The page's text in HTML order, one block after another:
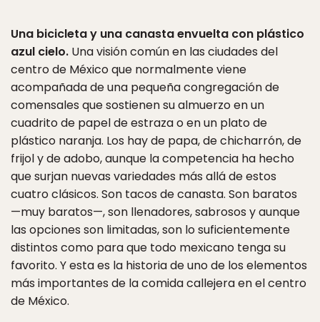
Una bicicleta y una canasta envuelta con plástico
azul cielo. Una visión común en las ciudades del
centro de México que normalmente viene
acompañada de una pequeña congregación de
comensales que sostienen su almuerzo en un
cuadrito de papel de estraza o en un plato de
plástico naranja. Los hay de papa, de chicharrón, de
frijol y de adobo, aunque la competencia ha hecho
que surjan nuevas variedades más allá de estos
cuatro clásicos. Son tacos de canasta. Son baratos
—muy baratos—, son llenadores, sabrosos y aunque
las opciones son limitadas, son lo suficientemente
distintos como para que todo mexicano tenga su
favorito. Y esta es la historia de uno de los elementos
más importantes de la comida callejera en el centro
de México.